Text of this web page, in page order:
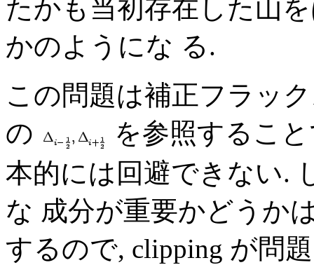
たかも当初存在した山
かのようにな る.
この問題は補正フラッ
の
を参照するこ
本的には回避できない.
な 成分が重要かどうか
するので, clipping が問